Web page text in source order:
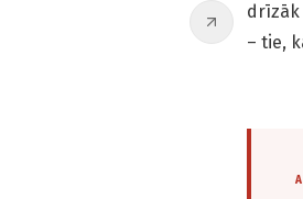
drīzāk
– tie,